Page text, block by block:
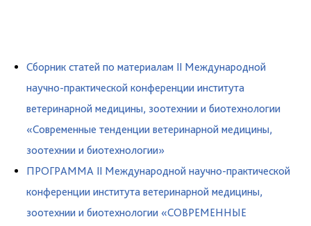
Сборник статей по материалам II Международной
научно-практической конференции института
ветеринарной медицины, зоотехнии и биотехнологии
«Современные тенденции ветеринарной медицины,
зоотехнии и биотехнологии»
ПРОГРАММА II Международной научно-практической
конференции института ветеринарной медицины,
зоотехнии и биотехнологии «СОВРЕМЕННЫЕ